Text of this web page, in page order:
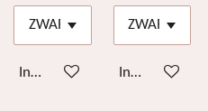
In winkelwagen In winkelwagen